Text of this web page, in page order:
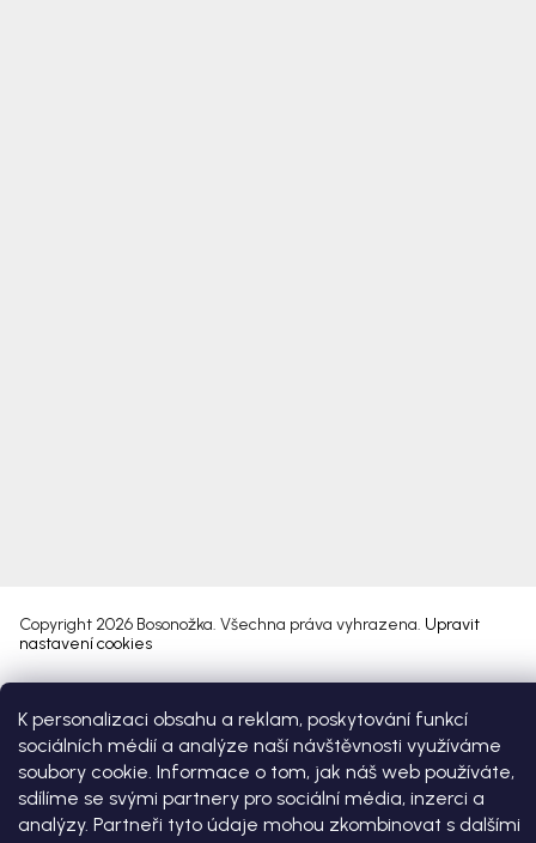
K personalizaci obsahu a reklam, poskytování funkcí
sociálních médií a analýze naší návštěvnosti využíváme
soubory cookie. Informace o tom, jak náš web používáte,
sdílíme se svými partnery pro sociální média, inzerci a
analýzy. Partneři tyto údaje mohou zkombinovat s dalšími
Copyright 2026 Bosonožka. Všechna práva vyhrazena. Upravit
nastavení cookies